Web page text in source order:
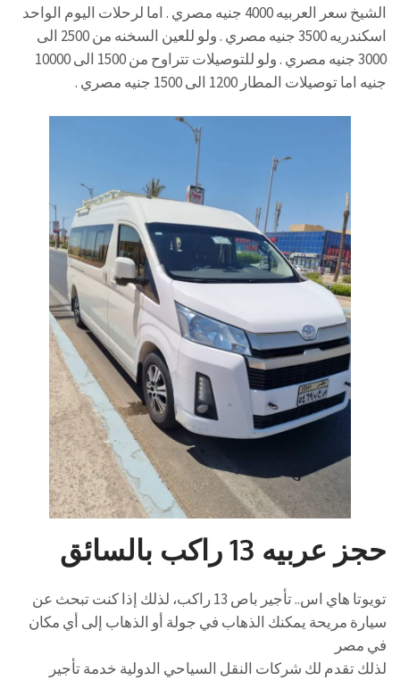
الشيخ سعر العربيه 4000 جنيه مصري . اما لرحلات اليوم الواحد
اسكندريه 3500 جنيه مصري . ولو للعين السخنه من 2500 الى
3000 جنيه مصري . ولو للتوصيلات تتراوح من 1500 الى 10000
جنيه اما توصيلات المطار 1200 الى 1500 جنيه مصري .
حجز عربيه 13 راكب بالسائق
تويوتا هاي اس.. تأجير باص 13 راكب، لذلك إذا كنت تبحث عن
سيارة مريحة يمكنك الذهاب في جولة أو الذهاب إلى أي مكان
في مصر
لذلك تقدم لك شركات النقل السياحي الدولية خدمة تأجير